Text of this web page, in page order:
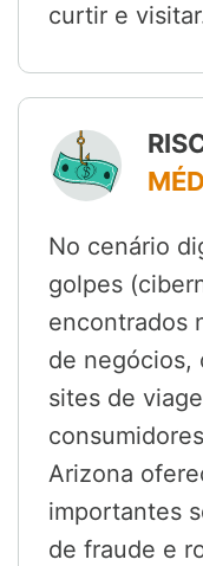
curtir e
No cenário
golpes
encontrados
de negócios,
sites de
Arizona
importantes
de fraude e